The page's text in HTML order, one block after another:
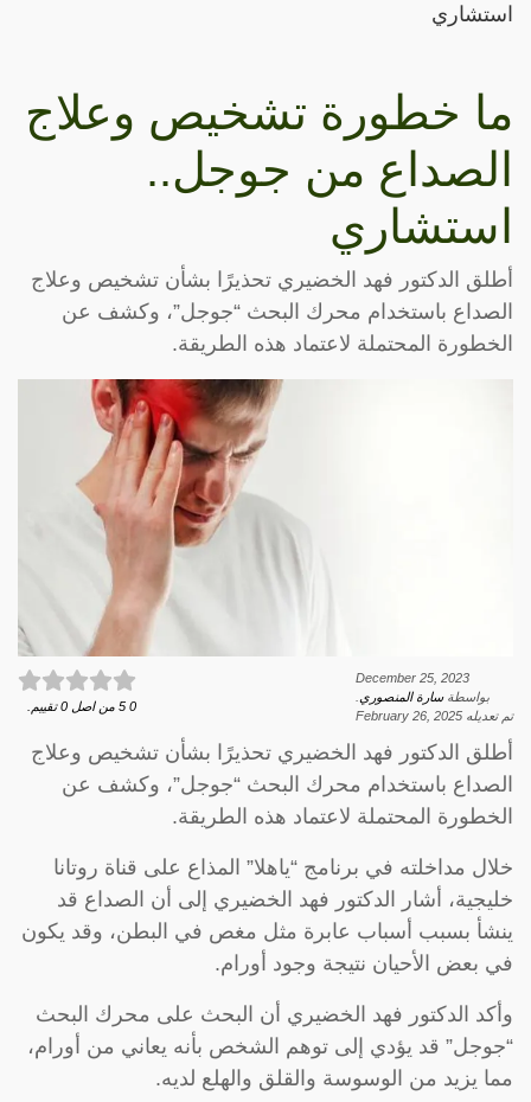
استشاري
ما خطورة تشخيص وعلاج
الصداع من جوجل..
استشاري
أطلق الدكتور فهد الخضيري تحذيرًا بشأن تشخيص وعلاج
الصداع باستخدام محرك البحث “جوجل”، وكشف عن
الخطورة المحتملة لاعتماد هذه الطريقة.
December 25, 2023
بواسطةسارة المنصوري
تم تعديله February 26, 2025
0
5 من اصل 0 تقييم.
أطلق الدكتور فهد الخضيري تحذيرًا بشأن تشخيص وعلاج
الصداع باستخدام محرك البحث “جوجل”، وكشف عن
الخطورة المحتملة لاعتماد هذه الطريقة.
خلال مداخلته في برنامج “ياهلا” المذاع على قناة روتانا
خليجية، أشار الدكتور فهد الخضيري إلى أن الصداع قد
ينشأ بسبب أسباب عابرة مثل مغص في البطن، وقد يكون
في بعض الأحيان نتيجة وجود أورام.
وأكد الدكتور فهد الخضيري أن البحث على محرك البحث
“جوجل” قد يؤدي إلى توهم الشخص بأنه يعاني من أورام،
مما يزيد من الوسوسة والقلق والهلع لديه.